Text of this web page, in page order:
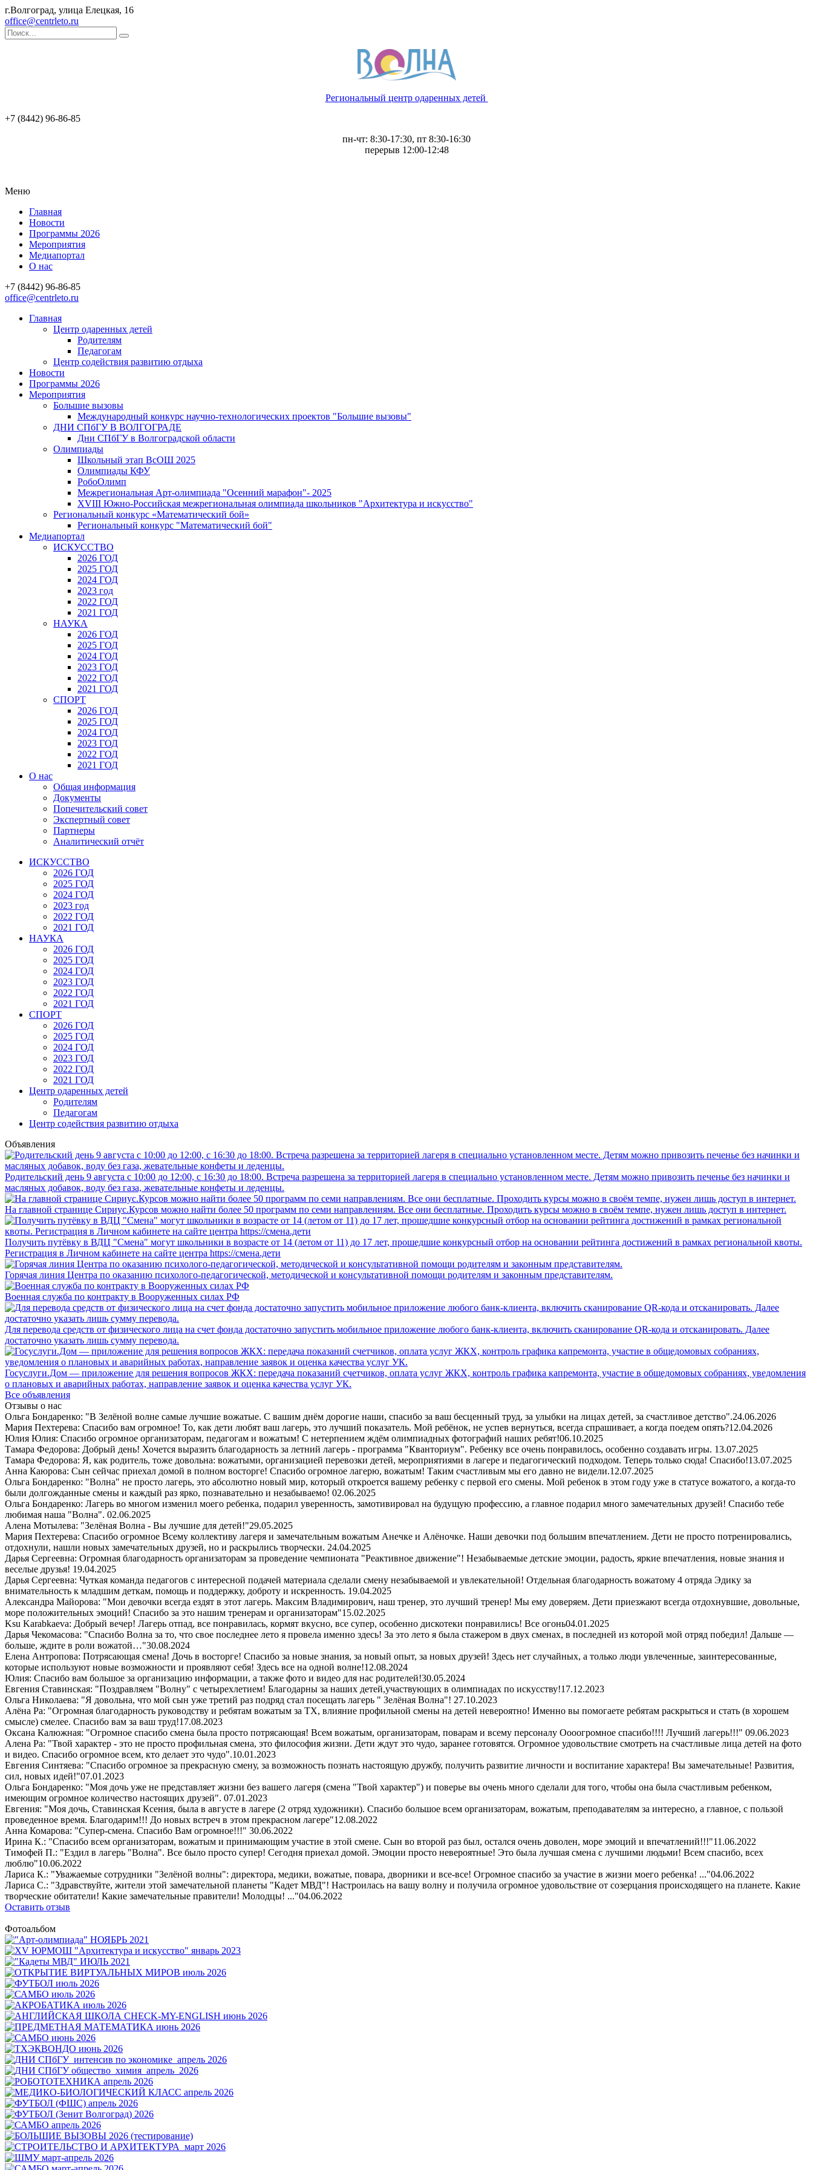
г.Волгоград, улица Елецкая, 16
office@centrleto.ru
Региональный центр одаренных детей
+7 (8442) 96-86-85
пн-чт: 8:30-17:30, пт 8:30-16:30
перерыв 12:00-12:48
Меню
Главная
Новости
Программы 2026
Мероприятия
Медиапортал
О нас
+7 (8442) 96-86-85
office@centrleto.ru
Главная
Центр одаренных детей
Родителям
Педагогам
Центр содействия развитию отдыха
Новости
Программы 2026
Мероприятия
Большие вызовы
Международный конкурс научно-технологических проектов "Большие вызовы"
ДНИ СПбГУ В ВОЛГОГРАДЕ
Дни СПбГУ в Волгоградской области
Олимпиады
Школьный этап ВсОШ 2025
Олимпиады КФУ
РобоОлимп
Межрегиональная Арт-олимпиада "Осенний марафон"- 2025
XVIII Южно-Российская межрегиональная олимпиада школьников "Архитектура и искусство"
Региональный конкурс «Математический бой»
Региональный конкурс "Математический бой"
Медиапортал
ИСКУССТВО
2026 ГОД
2025 ГОД
2024 ГОД
2023 год
2022 ГОД
2021 ГОД
НАУКА
2026 ГОД
2025 ГОД
2024 ГОД
2023 ГОД
2022 ГОД
2021 ГОД
СПОРТ
2026 ГОД
2025 ГОД
2024 ГОД
2023 ГОД
2022 ГОД
2021 ГОД
О нас
Общая информация
Документы
Попечительский совет
Экспертный совет
Партнеры
Аналитический отчёт
ИСКУССТВО
2026 ГОД
2025 ГОД
2024 ГОД
2023 год
2022 ГОД
2021 ГОД
НАУКА
2026 ГОД
2025 ГОД
2024 ГОД
2023 ГОД
2022 ГОД
2021 ГОД
СПОРТ
2026 ГОД
2025 ГОД
2024 ГОД
2023 ГОД
2022 ГОД
2021 ГОД
Центр одаренных детей
Родителям
Педагогам
Центр содействия развитию отдыха
Объявления
Родительский день 9 августа с 10:00 до 12:00, с 16:30 до 18:00. Встреча разрешена за территорией лагеря в специально установленном месте. Детям можно привозить печенье без начинки и
масляных добавок, воду без газа, жевательные конфеты и леденцы.
На главной странице Сириус.Курсов можно найти более 50 программ по семи направлениям. Все они бесплатные. Проходить курсы можно в своём темпе, нужен лишь доступ в интернет.
Получить путёвку в ВДЦ "Смена" могут школьники в возрасте от 14 (летом от 11) до 17 лет, прошедшие конкурсный отбор на основании рейтинга достижений в рамках региональной квоты.
Регистрация в Личном кабинете на сайте центра https://смена.дети
Горячая линия Центра по оказанию психолого-педагогической, методической и консультативной помощи родителям и законным представителям.
Военная служба по контракту в Вооруженных силах РФ
Для перевода средств от физического лица на счет фонда достаточно запустить мобильное приложение любого банк-клиента, включить сканирование QR-кода и отсканировать. Далее
достаточно указать лишь сумму перевода.
Госуслуги.Дом — приложение для решения вопросов ЖКХ: передача показаний счетчиков, оплата услуг ЖКХ, контроль графика капремонта, участие в общедомовых собраниях, уведомления
о плановых и аварийных работах, направление заявок и оценка качества услуг УК.
Все объявления
Отзывы о нас
Ольга Бондаренко: "В Зелёной волне самые лучшие вожатые. С вашим днём дорогие наши, спасибо за ваш бесценный труд, за улыбки на лицах детей, за счастливое детство".24.06.2026
Мария Пехтерева: Спасибо вам огромное! То, как дети любят ваш лагерь, это лучший показатель. Мой ребёнок, не успев вернуться, всегда спрашивает, а когда поедем опять?12.04.2026
Юлия Юлия: Спасибо огромное организаторам, педагогам и вожатым! С нетерпением ждём олимпиадных фотографий наших ребят!06.10.2025
Тамара Федорова: Добрый день! Хочется выразить благодарность за летний лагерь - программа "Кванториум". Ребенку все очень понравилось, особенно создавать игры. 13.07.2025
Тамара Федорова: Я, как родитель, тоже довольна: вожатыми, организацией перевозки детей, мероприятиями в лагере и педагогический подходом. Теперь только сюда! Спасибо!13.07.2025
Анна Каюрова: Сын сейчас приехал домой в полном восторге! Спасибо огромное лагерю, вожатым! Таким счастливым мы его давно не видели.12.07.2025
Ольга Бондаренко: "Волна" не просто лагерь, это абсолютно новый мир, который откроется вашему ребенку с первой его смены. Мой ребенок в этом году уже в статусе вожатого, а когда-то
были долгожданные смены и каждый раз ярко, познавательно и незабываемо! 02.06.2025
Ольга Бондаренко: Лагерь во многом изменил моего ребенка, подарил уверенность, замотивировал на будущую профессию, а главное подарил много замечательных друзей! Спасибо тебе
любимая наша "Волна". 02.06.2025
Алена Мотылева: "Зелёная Волна - Вы лучшие для детей!"29.05.2025
Мария Пехтерева: Спасибо огромное Всему коллективу лагеря и замечательным вожатым Анечке и Алёночке. Наши девочки под большим впечатлением. Дети не просто потренировались,
отдохнули, нашли новых замечательных друзей, но и раскрылись творчески. 24.04.2025
Дарья Сергеевна: Огромная благодарность организаторам за проведение чемпионата "Реактивное движение"! Незабываемые детские эмоции, радость, яркие впечатления, новые знания и
веселые друзья! 19.04.2025
Дарья Сергеевна: Чуткая команда педагогов с интересной подачей материала сделали смену незабываемой и увлекательной! Отдельная благодарность вожатому 4 отряда Эдику за
внимательность к младшим деткам, помощь и поддержку, доброту и искренность. 19.04.2025
Александра Майорова: "Мои девочки всегда ездят в этот лагерь. Максим Владимирович, наш тренер, это лучший тренер! Мы ему доверяем. Дети приезжают всегда отдохнувшие, довольные,
море положительных эмоций! Спасибо за это нашим тренерам и организаторам"15.02.2025
Ksu Karabkaeva: Добрый вечер! Лагерь отпад, все понравилась, кормят вкусно, все супер, особенно дискотеки понравились! Все огонь04.01.2025
Дарья Чекомасова: "Спасибо Волна за то, что свое последнее лето я провела именно здесь! За это лето я была стажером в двух сменах, в последней из которой мой отряд победил! Дальше —
больше, ждите в роли вожатой…"30.08.2024
Елена Антропова: Потрясающая смена! Дочь в восторге! Спасибо за новые знания, за новый опыт, за новых друзей! Здесь нет случайных, а только люди увлеченные, заинтересованные,
которые используют новые возможности и проявляют себя! Здесь все на одной волне!12.08.2024
Юлия: Спасибо вам большое за организацию информации, а также фото и видео для нас родителей!30.05.2024
Евгения Ставинская: "Поздравляем "Волну" с четырехлетием! Благодарны за наших детей,участвующих в олимпиадах по искусству!17.12.2023
Ольга Николаева: "Я довольна, что мой сын уже третий раз подряд стал посещать лагерь " Зелёная Волна"! 27.10.2023
Алёна Ра: "Огромная благодарность руководству и ребятам вожатым за ТХ, влияние профильной смены на детей невероятно! Именно вы помогаете ребятам раскрыться и стать (в хорошем
смысле) смелее. Спасибо вам за ваш труд!17.08.2023
Оксана Калюжная: "Огромное спасибо смена была просто потрясающая! Всем вожатым, организаторам, поварам и всему персоналу Оооогромное спасибо!!!! Лучший лагерь!!!" 09.06.2023
Алена Ра: "Твой характер - это не просто профильная смена, это философия жизни. Дети ждут это чудо, заранее готовятся. Огромное удовольствие смотреть на счастливые лица детей на фото
и видео. Спасибо огромное всем, кто делает это чудо".10.01.2023
Евгения Синтяева: "Спасибо огромное за прекрасную смену, за возможность познать настоящую дружбу, получить развитие личности и воспитание характера! Вы замечательные! Развития,
сил, новых идей!"07.01.2023
Ольга Бондаренко: "Моя дочь уже не представляет жизни без вашего лагеря (смена "Твой характер") и поверье вы очень много сделали для того, чтобы она была счастливым ребенком,
имеющим огромное количество настоящих друзей". 07.01.2023
Евгения: "Моя дочь, Ставинская Ксения, была в августе в лагере (2 отряд художники). Спасибо большое всем организаторам, вожатым, преподавателям за интересно, а главное, с пользой
проведенное время. Благодарим!!! До новых встреч в этом прекрасном лагере"12.08.2022
Анна Комарова: "Супер-смена. Спасибо Вам огромное!!!" 30.06.2022
Ирина К.: "Спасибо всем организаторам, вожатым и принимающим участие в этой смене. Сын во второй раз был, остался очень доволен, море эмоций и впечатлений!!!"11.06.2022
Тимофей П.: "Ездил в лагерь "Волна". Все было просто супер! Сегодня приехал домой. Эмоции просто невероятные! Это была лучшая смена с лучшими людьми! Всем спасибо, всех
люблю"10.06.2022
Лариса К.: "Уважаемые сотрудники "Зелёной волны": директора, медики, вожатые, повара, дворники и все-все! Огромное спасибо за участие в жизни моего ребенка! ..."04.06.2022
Лариса С.: "Здравствуйте, жители этой замечательной планеты "Кадет МВД"! Настроилась на вашу волну и получила огромное удовольствие от созерцания происходящего на планете. Какие
творческие обитатели! Какие замечательные правители! Молодцы! ..."04.06.2022
Оставить отзыв
Фотоальбом